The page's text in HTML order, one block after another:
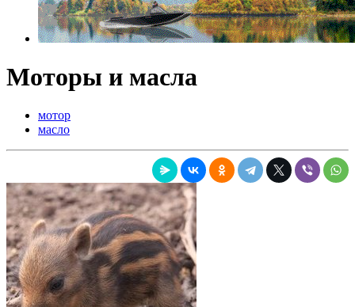
Моторы и масла
мотор
масло